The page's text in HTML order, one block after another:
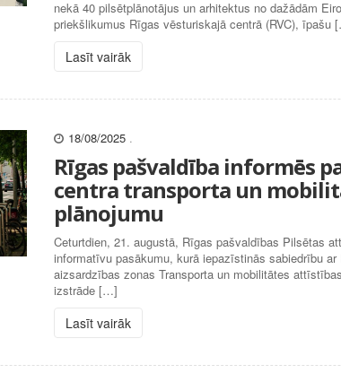
nekā 40 pilsētplānotājus un arhitektus no dažādām
priekšlikumus Rīgas vēsturiskajā centrā (RVC), īpašu
Lasīt vairāk
18/08/2025 .
Rīgas pašvaldība informēs
centra transporta un
plānojumu
Ceturtdien, 21. augustā, Rīgas pašvaldības Pilsētas
informatīvu pasākumu, kurā iepazīstinās sabiedrību
aizsardzības zonas Transporta un mobilitātes
izstrāde […]
Lasīt vairāk